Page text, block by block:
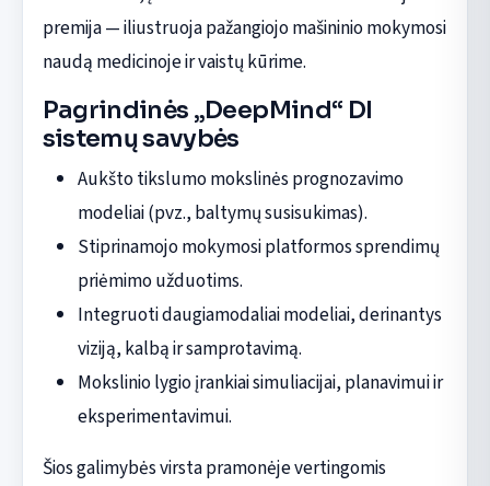
premija — iliustruoja pažangiojo mašininio mokymosi
naudą medicinoje ir vaistų kūrime.
Pagrindinės „DeepMind“ DI
sistemų savybės
Aukšto tikslumo mokslinės prognozavimo
modeliai (pvz., baltymų susisukimas).
Stiprinamojo mokymosi platformos sprendimų
priėmimo užduotims.
Integruoti daugiamodaliai modeliai, derinantys
viziją, kalbą ir samprotavimą.
Mokslinio lygio įrankiai simuliacijai, planavimui ir
eksperimentavimui.
Šios galimybės virsta pramonėje vertingomis